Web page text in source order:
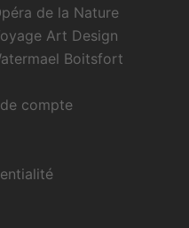
de la Nature
Art Design
Boitsfort
compte